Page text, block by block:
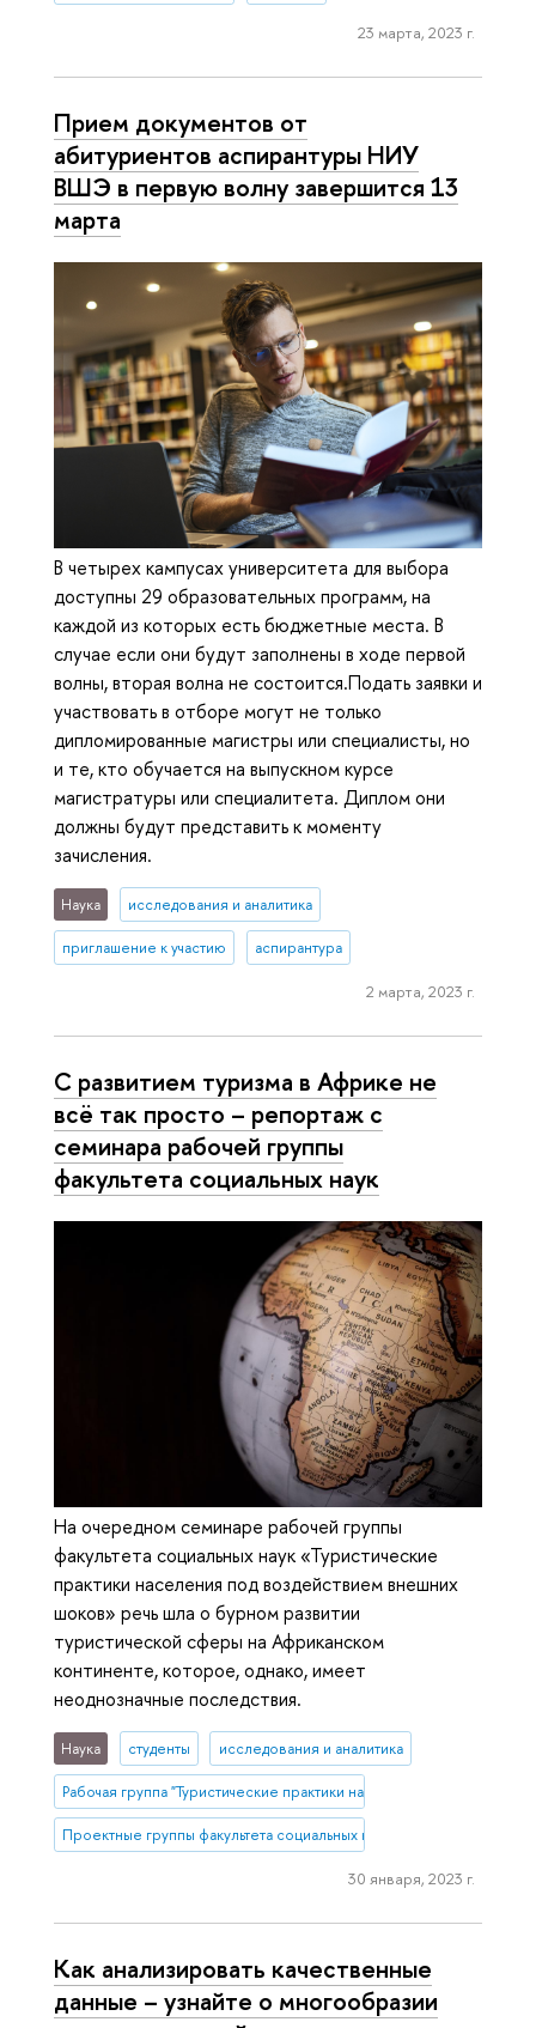
23 марта, 2023 г.
Прием документов от
абитуриентов аспирантуры НИУ
ВШЭ в первую волну завершится 13
марта
В четырех кампусах университета для выбора
доступны 29 образовательных программ, на
каждой из которых есть бюджетные места. В
случае если они будут заполнены в ходе первой
волны, вторая волна не состоится.Подать заявки и
участвовать в отборе могут не только
дипломированные магистры или специалисты, но
и те, кто обучается на выпускном курсе
магистратуры или специалитета. Диплом они
должны будут представить к моменту
зачисления.
Наука исследования и аналитика
приглашение к участию аспирантура
2 марта, 2023 г.
С развитием туризма в Африке не
всё так просто – репортаж с
семинара рабочей группы
факультета социальных наук
На очередном семинаре рабочей группы
факультета социальных наук «Туристические
практики населения под воздействием внешних
шоков» речь шла о бурном развитии
туристической сферы на Африканском
континенте, которое, однако, имеет
неоднозначные последствия.
Наука студенты исследования и аналитика
Рабочая группа "Туристические практики населения под
Проектные группы факультета социальных наук
30 января, 2023 г.
Как анализировать качественные
данные – узнайте о многообразии